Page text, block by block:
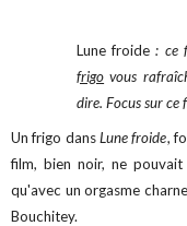
Lune froide : ce
frigo vous
dire. Focus sur ce
Un frigo dansLune froide,
film, bien noir, ne
qu'avec un orgasme
Bouchitey.